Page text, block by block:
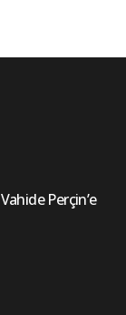
Perçin’e